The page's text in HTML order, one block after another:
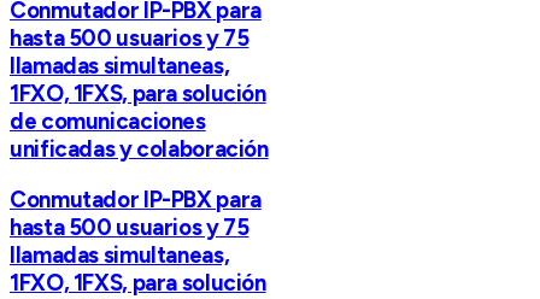
Conmutador IP-PBX para
hasta 500 usuarios y 75
llamadas simultaneas,
1FXO, 1FXS, para solución
de comunicaciones
unificadas y colaboración
Conmutador IP-PBX para
hasta 500 usuarios y 75
llamadas simultaneas,
1FXO, 1FXS, para solución